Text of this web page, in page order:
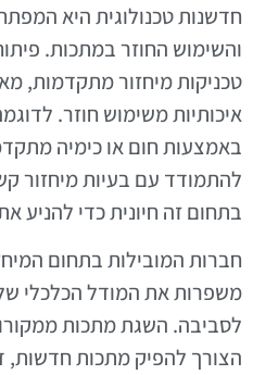
חדשנות טכנולוגית היא
והשימוש החוזר במתכות.
טכניקות מיחזור מתקדמות,
איכותיות משימוש חוזר.
באמצעות חום או כימיה
להתמודד עם בעיות מיחזור
בתחום זה חיונית כדי להניע
חברות המובילות בתחום
משפרות את המודל הכלכלי
לסביבה. השגת מתכות
הצורך להפיק מתכות